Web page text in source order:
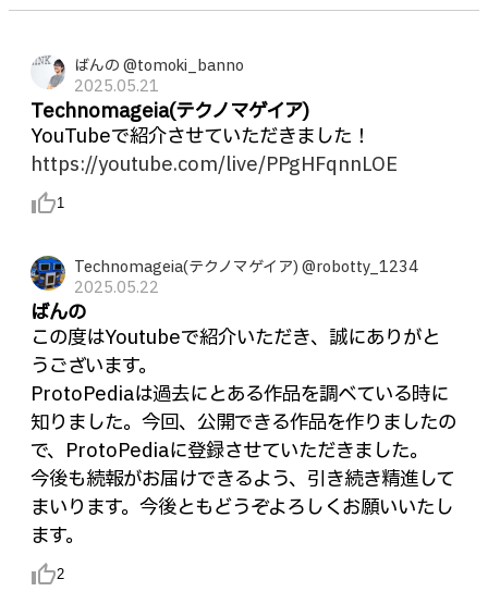
ばんの @tomoki_banno
2025.05.21
Technomageia(テクノマゲイア)
YouTubeで紹介させていただきました！
https://youtube.com/live/PPgHFqnnLOE
thumb_up_alt1
Technomageia(テクノマゲイア) @robotty_1234
2025.05.22
ばんの
この度はYoutubeで紹介いただき、誠にありがと
うございます。
ProtoPediaは過去にとある作品を調べている時に
知りました。今回、公開できる作品を作りましたの
で、ProtoPediaに登録させていただきました。
今後も続報がお届けできるよう、引き続き精進して
まいります。今後ともどうぞよろしくお願いいたし
ます。
thumb_up_alt2